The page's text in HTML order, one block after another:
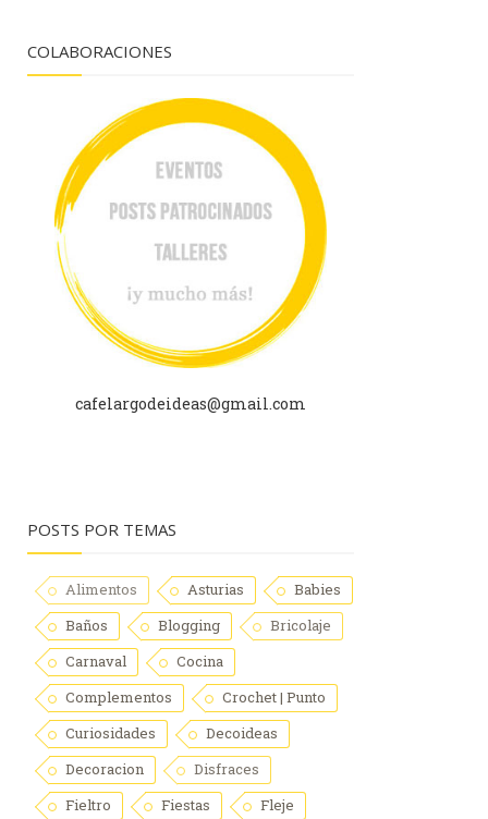
COLABORACIONES
cafelargodeideas@gmail.com
POSTS POR TEMAS
Alimentos Asturias
Babies
Baños
Blogging
Bricolaje
Carnaval
Cocina
Complementos
Crochet | Punto
Curiosidades
Decoideas
Decoracion
Disfraces
Fieltro
Fiestas
Fleje